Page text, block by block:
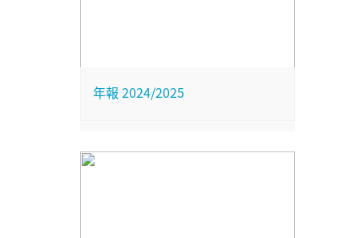
年報 2024/2025